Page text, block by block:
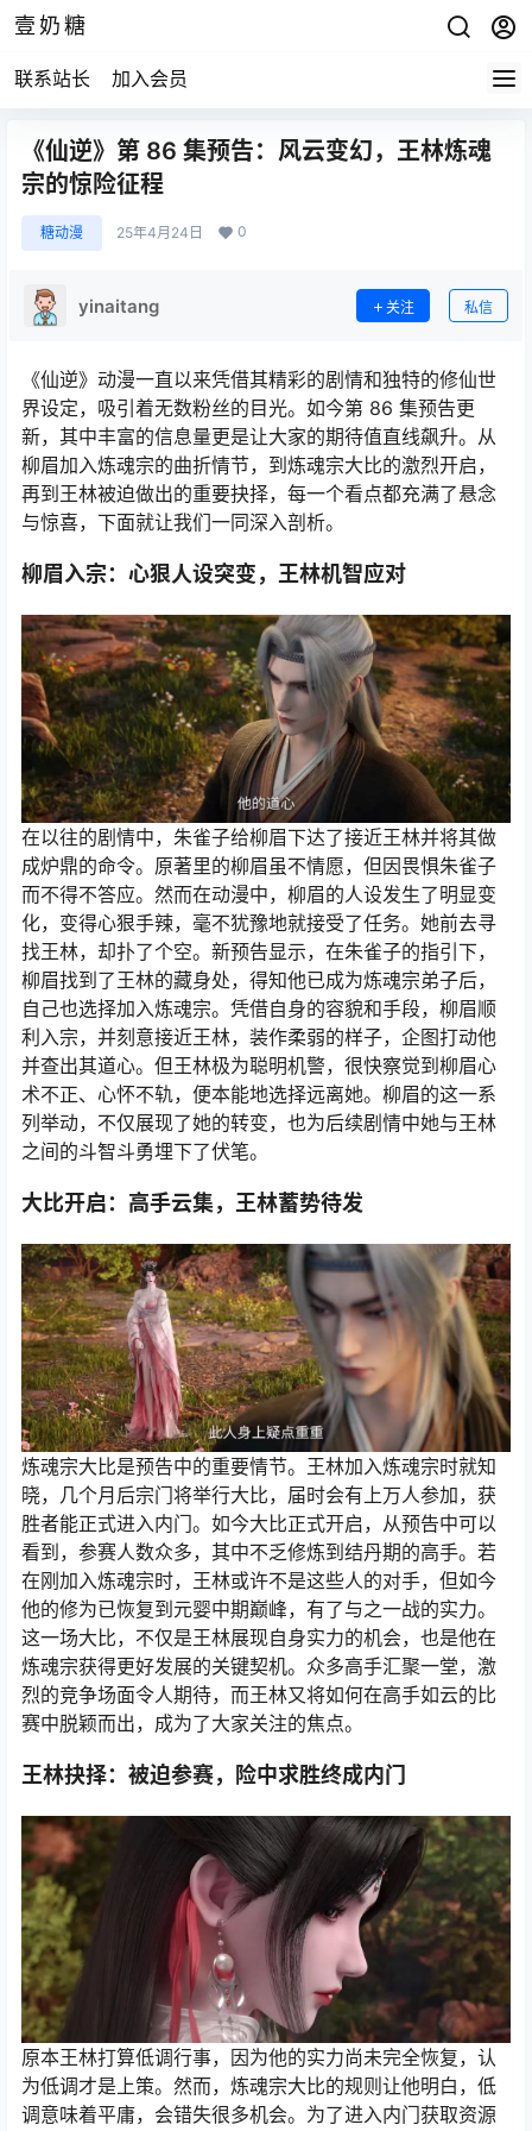
壹奶糖
联系站长 加入会员
《仙逆》第 86 集预告：风云变幻，王林炼魂
宗的惊险征程
糖动漫 25年4月24日 0
yinaitang 关注 私信
《仙逆》动漫一直以来凭借其精彩的剧情和独特的修仙世
界设定，吸引着无数粉丝的目光。如今第 86 集预告更
新，其中丰富的信息量更是让大家的期待值直线飙升。从
柳眉加入炼魂宗的曲折情节，到炼魂宗大比的激烈开启，
再到王林被迫做出的重要抉择，每一个看点都充满了悬念
与惊喜，下面就让我们一同深入剖析。
柳眉入宗：心狠人设突变，王林机智应对
在以往的剧情中，朱雀子给柳眉下达了接近王林并将其做
成炉鼎的命令。原著里的柳眉虽不情愿，但因畏惧朱雀子
而不得不答应。然而在动漫中，柳眉的人设发生了明显变
化，变得心狠手辣，毫不犹豫地就接受了任务。她前去寻
找王林，却扑了个空。新预告显示，在朱雀子的指引下，
柳眉找到了王林的藏身处，得知他已成为炼魂宗弟子后，
自己也选择加入炼魂宗。凭借自身的容貌和手段，柳眉顺
利入宗，并刻意接近王林，装作柔弱的样子，企图打动他
并查出其道心。但王林极为聪明机警，很快察觉到柳眉心
术不正、心怀不轨，便本能地选择远离她。柳眉的这一系
列举动，不仅展现了她的转变，也为后续剧情中她与王林
之间的斗智斗勇埋下了伏笔。
大比开启：高手云集，王林蓄势待发
炼魂宗大比是预告中的重要情节。王林加入炼魂宗时就知
晓，几个月后宗门将举行大比，届时会有上万人参加，获
胜者能正式进入内门。如今大比正式开启，从预告中可以
看到，参赛人数众多，其中不乏修炼到结丹期的高手。若
在刚加入炼魂宗时，王林或许不是这些人的对手，但如今
他的修为已恢复到元婴中期巅峰，有了与之一战的实力。
这一场大比，不仅是王林展现自身实力的机会，也是他在
炼魂宗获得更好发展的关键契机。众多高手汇聚一堂，激
烈的竞争场面令人期待，而王林又将如何在高手如云的比
赛中脱颖而出，成为了大家关注的焦点。
王林抉择：被迫参赛，险中求胜终成内门
原本王林打算低调行事，因为他的实力尚未完全恢复，认
为低调才是上策。然而，炼魂宗大比的规则让他明白，低
调意味着平庸，会错失很多机会。为了进入内门获取资源